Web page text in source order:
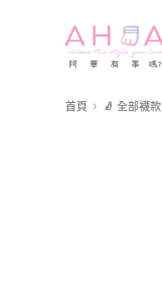
首頁 🧦 全部襪款